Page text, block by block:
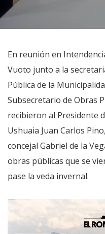
En reunión en
Vuoto junto a la
Pública de la
Subsecretario de Obras
recibieron al Presidente
Ushuaia Juan Carlos
concejal Gabriel de la
obras públicas que se
pase la veda invernal.